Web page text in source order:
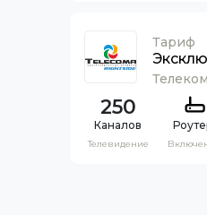
Тариф
250
Каналов
Телевидение